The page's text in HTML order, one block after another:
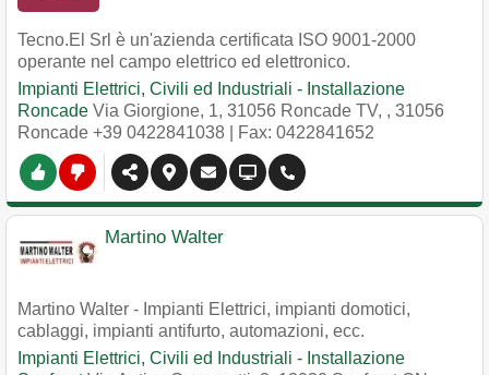
Tecno.El Srl è un'azienda certificata ISO 9001-2000
operante nel campo elettrico ed elettronico.
Impianti Elettrici, Civili ed Industriali - Installazione
Roncade Via Giorgione, 1, 31056 Roncade TV, , 31056
Roncade +39 0422841038 | Fax: 0422841652
Martino Walter
Martino Walter - Impianti Elettrici, impianti domotici,
cablaggi, impianti antifurto, automazioni, ecc.
Impianti Elettrici, Civili ed Industriali - Installazione